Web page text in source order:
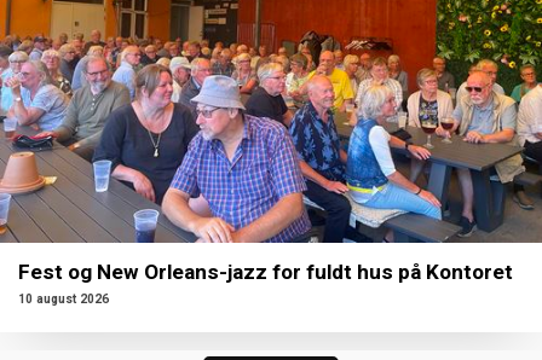
Fest og New Orleans-jazz for fuldt hus på Kontoret
10 august 2026